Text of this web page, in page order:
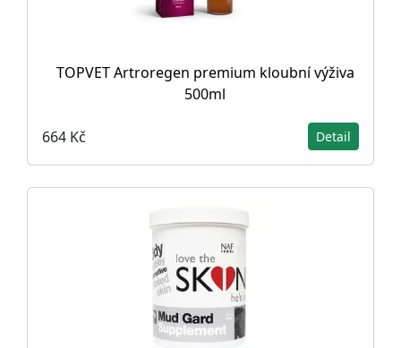
TOPVET Artroregen premium kloubní výživa
500ml
664 Kč Detail